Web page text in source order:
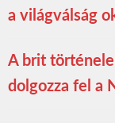
a világválság
A brit
dolgozza fel a